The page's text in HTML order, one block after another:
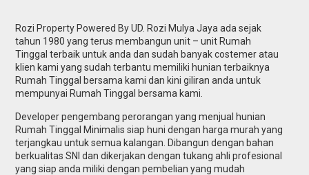
Rozi Property Powered By UD. Rozi Mulya Jaya ada sejak
tahun 1980 yang terus membangun unit – unit Rumah
Tinggal terbaik untuk anda dan sudah banyak costemer atau
klien kami yang sudah terbantu memiliki hunian terbaiknya
Rumah Tinggal bersama kami dan kini giliran anda untuk
mempunyai Rumah Tinggal bersama kami.
Developer pengembang perorangan yang menjual hunian
Rumah Tinggal Minimalis siap huni dengan harga murah yang
terjangkau untuk semua kalangan. Dibangun dengan bahan
berkualitas SNI dan dikerjakan dengan tukang ahli profesional
yang siap anda miliki dengan pembelian yang mudah